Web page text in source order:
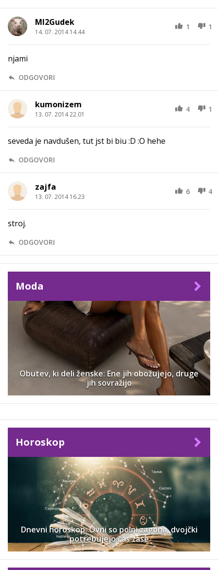
MI2Gudek
14. 07. 2014 14.44
1 1
njami
ODGOVORI
kumonizem
13. 07. 2014 22.01
4 1
seveda je navdušen, tut jst bi biu :D :O hehe
ODGOVORI
zajfa
13. 07. 2014 16.23
6 4
stroj.
ODGOVORI
Moda
Obutev, ki deli ženske: Ene jih obožujejo, druge
jih sovražijo
Horoskop
Dnevni horoskop: Ovni so polni zagona, dvojčki
potrebujejo čas zase